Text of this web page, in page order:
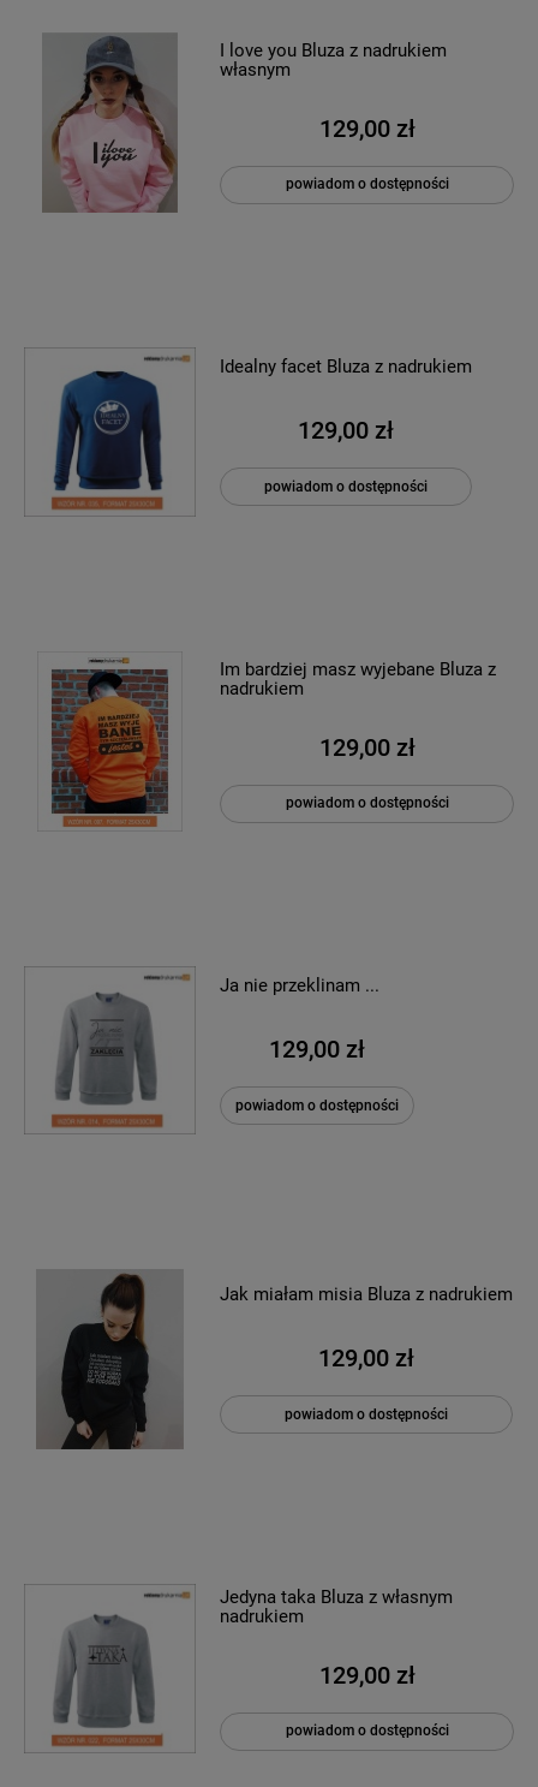
I love you Bluza z nadrukiem
własnym
129,00 zł
powiadom o dostępności
Idealny facet Bluza z nadrukiem
129,00 zł
powiadom o dostępności
Im bardziej masz wyjebane Bluza z
nadrukiem
129,00 zł
powiadom o dostępności
Ja nie przeklinam ...
129,00 zł
powiadom o dostępności
Jak miałam misia Bluza z nadrukiem
129,00 zł
powiadom o dostępności
Jedyna taka Bluza z własnym
nadrukiem
129,00 zł
powiadom o dostępności